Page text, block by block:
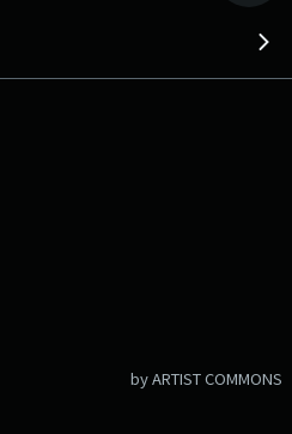
by ARTIST COMMONS